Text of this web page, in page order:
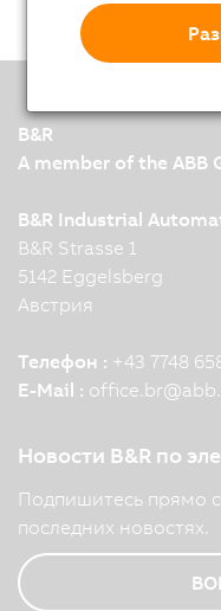
B&R
A member of the ABB
B&R Industrial
B&R Strasse 1
5142 Eggelsberg
Австрия
Телефон : +43 7748
E-Mail : office.br@
Новости B&R по
Подпишитесь прямо
последних новостях.